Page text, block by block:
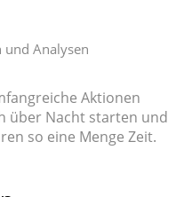
Analysen
Aktionen
über Nacht starten und
so eine Menge Zeit.